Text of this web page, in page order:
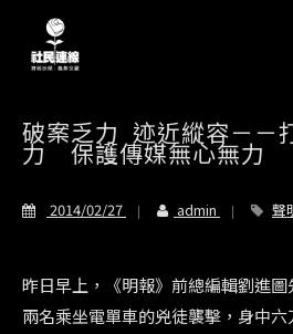
破案乏力 迹近縱容－－
力 保護傳媒無心無力
2014/02/27 admin 聲
昨日早上，《明報》前總編輯劉進
兩名乘坐電單車的兇徒襲擊，身中